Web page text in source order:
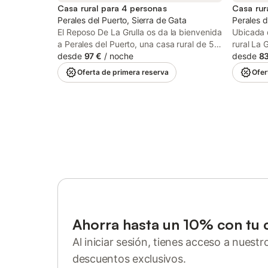
Casa rural para 4 personas
Perales del Puerto, Sierra de Gata
El Reposo De La Grulla os da la bienvenida
a Perales del Puerto, una casa rural de 50
m² ideal para hasta 4 personas. Dispone
de 2 dormitorios y 1 baño. Encontraréis
una cocina totalmente equipada, aire
compartida, perfectas para relajaros al
mascota disponible por un suplemento.
No se permiten eventos en la propiedad.
desde 97 € / noche
Oferta de primera reserva
Casa
Perales
Ubicada
rural La
hasta 4
está
a la
desde
Ahorra hasta un 10% con tu
Al iniciar sesión, tienes acceso a
descuentos exclusivos.